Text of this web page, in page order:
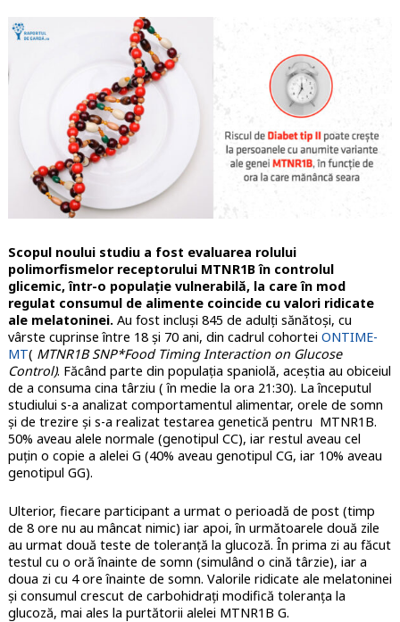
Scopul noului studiu a fost evaluarea rolului
polimorfismelor receptorului MTNR1B în controlul
glicemic, într-o populație vulnerabilă, la care în mod
regulat consumul de alimente coincide cu valori ridicate
ale melatoninei.Au fost incluși 845 de adulți sănătoși, cu
vârste cuprinse între 18 și 70 ani, din cadrul cohortei ONTIME-
MT( MTNR1B SNP*Food Timing Interaction on Glucose
Control). Făcând parte din populația spaniolă, aceștia au obiceiul
de a consuma cina târziu ( în medie la ora 21:30). La începutul
studiului s-a analizat comportamentul alimentar, orele de somn
și de trezire și s-a realizat testarea genetică pentru MTNR1B.
50% aveau alele normale (genotipul CC), iar restul aveau cel
puțin o copie a alelei G (40% aveau genotipul CG, iar 10% aveau
genotipul GG).
Ulterior, fiecare participant a urmat o perioadă de post (timp
de 8 ore nu au mâncat nimic) iar apoi, în următoarele două zile
au urmat două teste de toleranță la glucoză. În prima zi au făcut
testul cu o oră înainte de somn (simulând o cină târzie), iar a
doua zi cu 4 ore înainte de somn. Valorile ridicate ale melatoninei
și consumul crescut de carbohidrați modifică toleranța la
glucoză, mai ales la purtătorii alelei MTNR1B G.